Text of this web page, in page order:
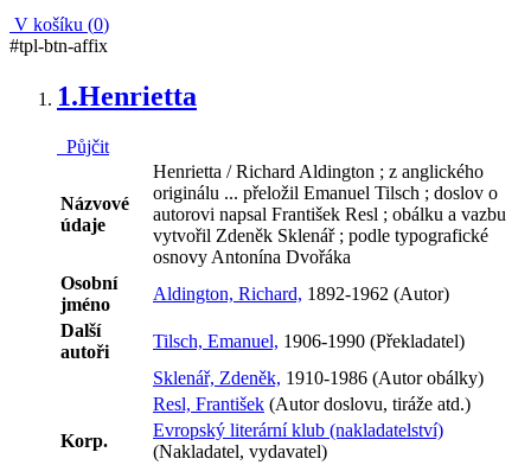
V košíku (0)
#tpl-btn-affix
1.Henrietta
Půjčit
Názvové
údaje
Henrietta / Richard Aldington ; z anglického
originálu ... přeložil Emanuel Tilsch ; doslov o
autorovi napsal František Resl ; obálku a vazbu
vytvořil Zdeněk Sklenář ; podle typografické
osnovy Antonína Dvořáka
Osobní
jméno
Aldington, Richard, 1892-1962 (Autor)
Další
autoři
Tilsch, Emanuel, 1906-1990 (Překladatel)
Sklenář, Zdeněk, 1910-1986 (Autor obálky)
Resl, František (Autor doslovu, tiráže atd.)
Korp.
Evropský literární klub (nakladatelství)
(Nakladatel, vydavatel)